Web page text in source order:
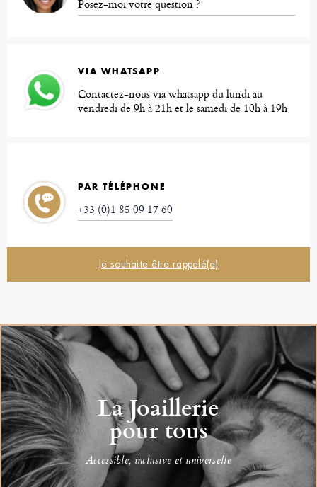
Posez-moi votre question ?
VIA WHATSAPP
Contactez-nous via whatsapp du lundi au
vendredi de 9h à 21h et le samedi de 10h à 19h
PAR TÉLÉPHONE
+33 (0)1 85 09 17 60
Je souhaite être rappelé(e)
La Joaillerie
pour tous
Accessible, inclusive et universelle